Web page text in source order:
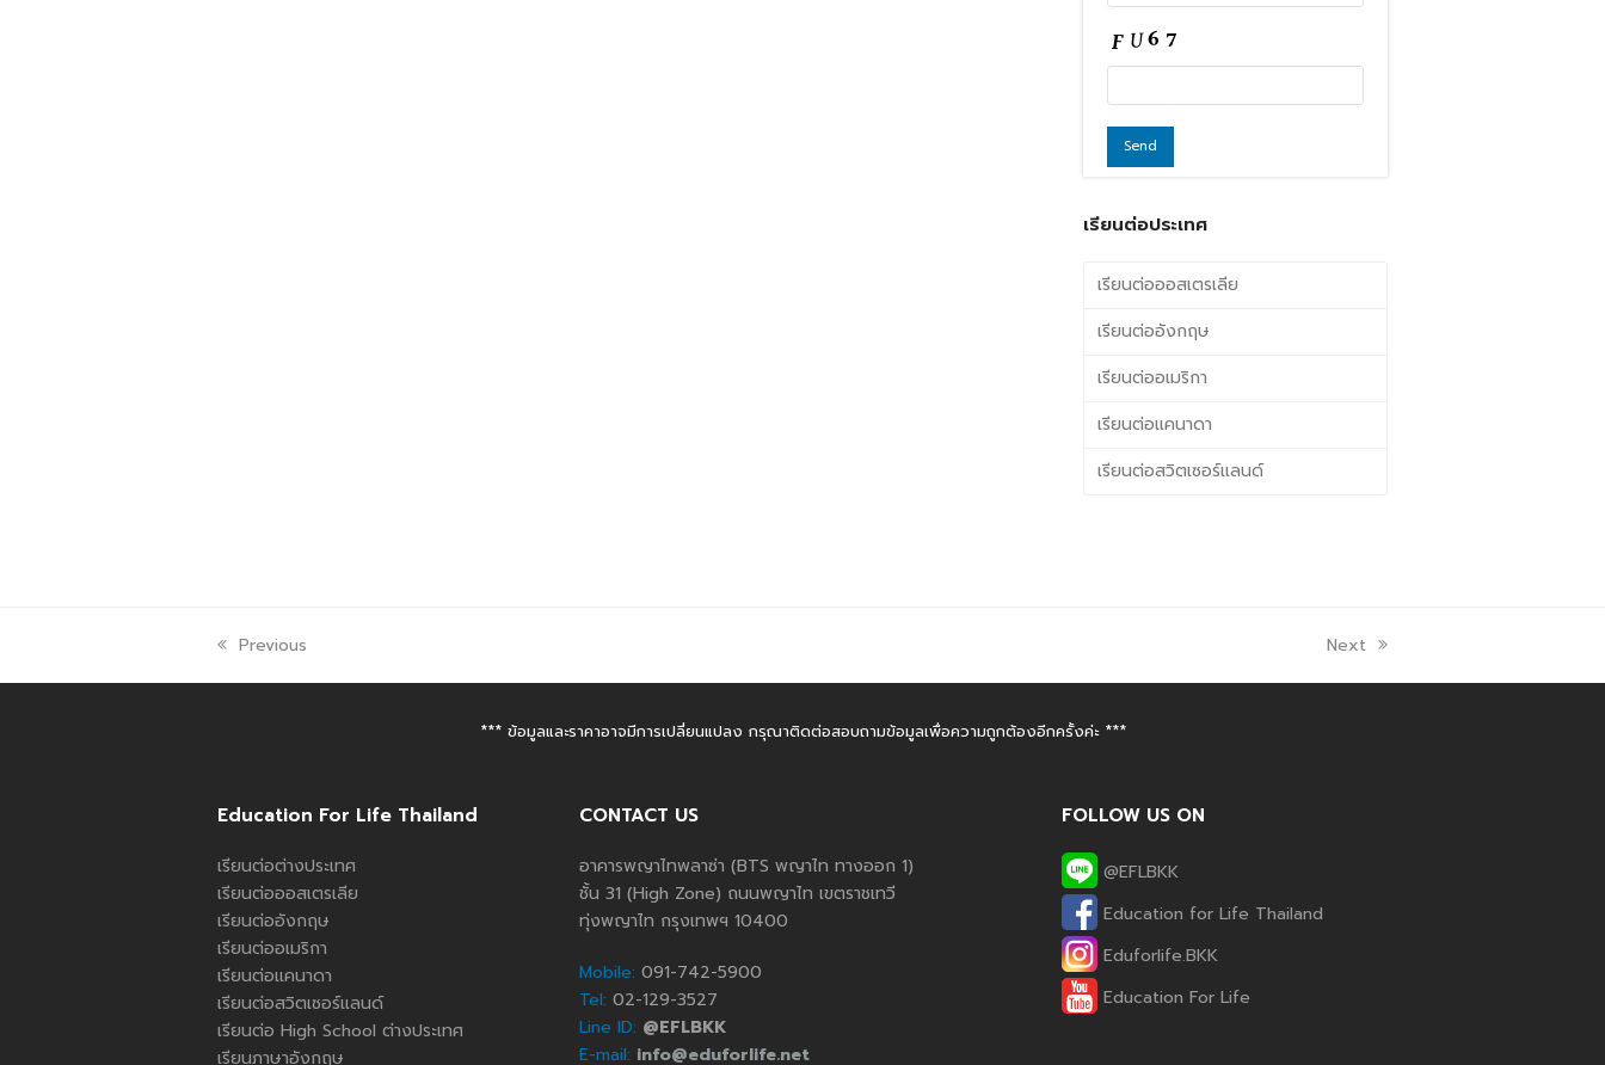
เรียนต่อประเทศ
เรียนต่อออสเตรเลีย
เรียนต่ออังกฤษ
เรียนต่ออเมริกา
เรียนต่อแคนาดา
เรียนต่อสวิตเซอร์แลนด์
Previous Next
*** ข้อมูลและราคาอาจมีการเปลี่ยนแปลง กรุณาติดต่อสอบถามข้อมูลเพื่อความถูกต้องอีกครั้งค่ะ ***
Education For Life Thailand
เรียนต่อต่างประเทศ
เรียนต่อออสเตรเลีย
เรียนต่ออังกฤษ
เรียนต่ออเมริกา
เรียนต่อแคนาดา
เรียนต่อสวิตเซอร์แลนด์
เรียนต่อ High School ต่างประเทศ
เรียนภาษาอังกฤษ
CONTACT US
อาคารพญาไทพลาซ่า (BTS พญาไท ทางออก 1)
ชั้น 31 (High Zone) ถนนพญาไท เขตราชเทวี
ทุ่งพญาไท กรุงเทพฯ 10400
Mobile: 091-742-5900
Tel: 02-129-3527
Line ID: @EFLBKK
E-mail: info@eduforlife.net
FOLLOW US ON
@EFLBKK
Education for Life Thailand
Eduforlife.BKK
Education For Life